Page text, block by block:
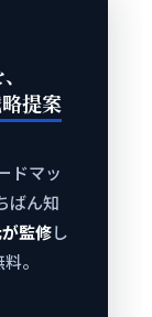
提案
ドマッ
ばん知
監修し
。